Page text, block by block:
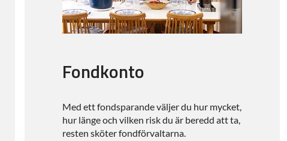
Fondkonto
Med ett fondsparande väljer du hur mycket,
hur länge och vilken risk du är beredd att ta,
resten sköter fondförvaltarna.